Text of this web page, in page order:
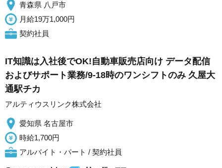
青森県 八戸市
月給19万1,000円
契約社員
IT知識は入社後でOK!自動車販売店向け データ配信
およびサポート業務/9-18時のワンシフトのみ 久屋大
通駅チカ
アルティウスリンク株式会社
愛知県 名古屋市
時給1,700円
アルバイト・パート / 契約社員